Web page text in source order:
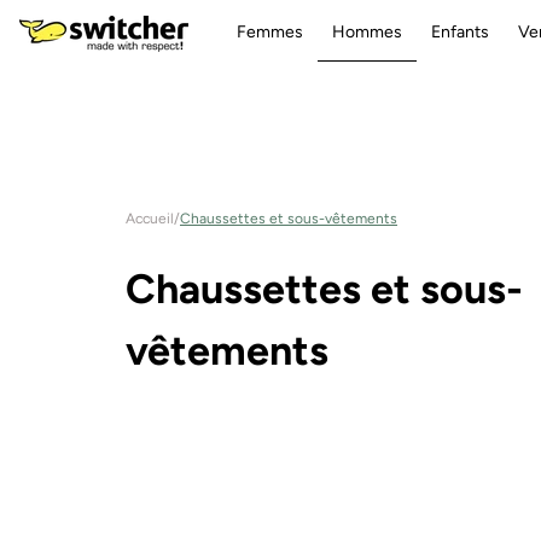
directement
au contenu
Femmes Hommes Enfants
Accueil/Chaussettes et sous-vêtements
C
a
Chaussettes et sous-
vêtements